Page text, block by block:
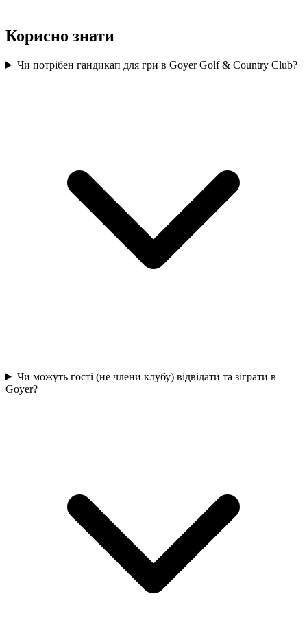
Корисно знати
Чи потрібен гандикап для гри в Goyer Golf & Country Club?
Чи можуть гості (не члени клубу) відвідати та зіграти в
Goyer?